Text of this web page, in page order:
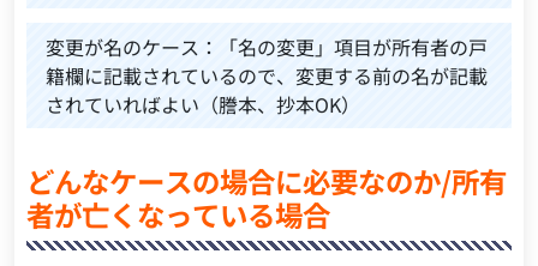
変更が名のケース：「名の変更」項目が所有者の戸
籍欄に記載されているので、変更する前の名が記載
されていればよい（謄本、抄本OK）
どんなケースの場合に必要なのか/所有
者が亡くなっている場合